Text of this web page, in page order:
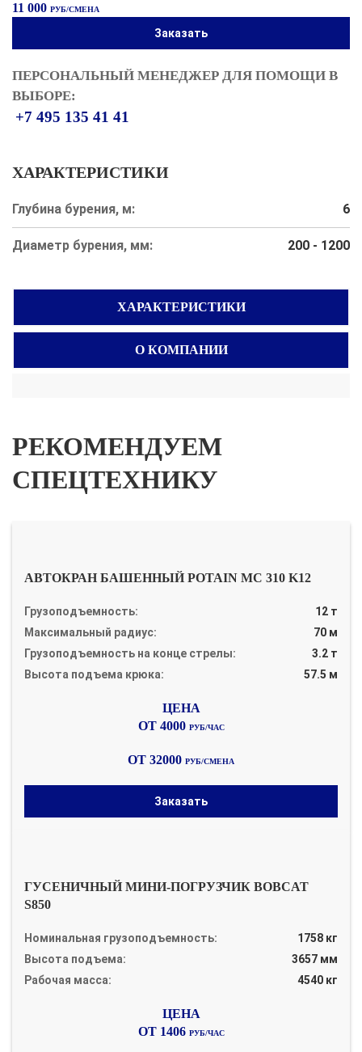
11 000 РУБ/СМЕНА
Заказать
ПЕРСОНАЛЬНЫЙ МЕНЕДЖЕР ДЛЯ ПОМОЩИ В
ВЫБОРЕ:
+7 495 135 41 41
ХАРАКТЕРИСТИКИ
Глубина бурения, м: 6
Диаметр бурения, мм: 200 - 1200
ХАРАКТЕРИСТИКИ
О КОМПАНИИ
РЕКОМЕНДУЕМ
СПЕЦТЕХНИКУ
АВТОКРАН БАШЕННЫЙ POTAIN MC 310 K12
Грузоподъемность:
12 т
Максимальный радиус:
70 м
Грузоподъемность на конце стрелы:
3.2 т
Высота подъема крюка:
57.5 м
ОТ 4000 РУБ/ЧАС
ОТ 32000 РУБ/СМЕНА
Заказать
ГУСЕНИЧНЫЙ МИНИ-ПОГРУЗЧИК BOBCAT
S850
Номинальная грузоподъемность:
1758 кг
Высота подъема:
3657 мм
Рабочая масса:
4540 кг
ОТ 1406 РУБ/ЧАС